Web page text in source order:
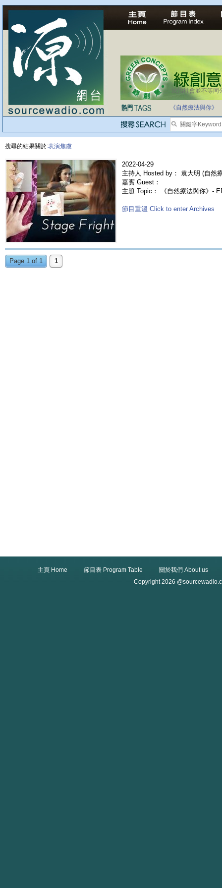
法治社會並不等同
《自然療法與你》
搜尋的結果關於:表演焦慮
2022-04-29
主持人 Hosted by： 袁大明 (自然
嘉賓 Guest：
主題 Topic： 《自然療法與你》-
節目重溫 Click to enter Archives
Page 1 of 1 1
主頁 Home 節目表 Program Table
關於我們 About us
Copyright 2026